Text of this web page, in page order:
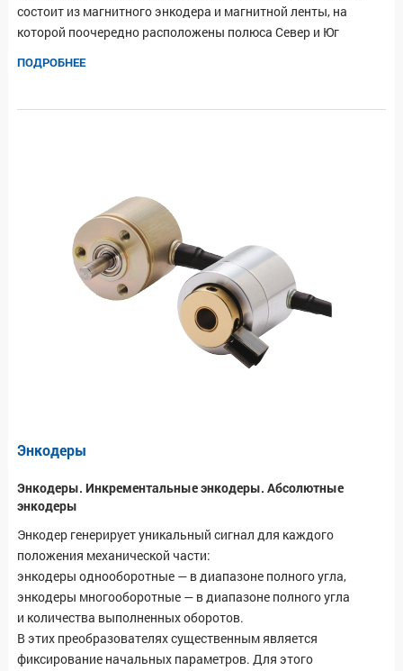
состоит из магнитного энкодера и магнитной ленты, на
которой поочередно расположены полюса Север и Юг
ПОДРОБНЕЕ
Энкодеры
Энкодеры. Инкрементальные энкодеры. Абсолютные
энкодеры
Энкодер генерирует уникальный сигнал для каждого
положения механической части:
энкодеры однооборотные — в диапазоне полного угла,
энкодеры многооборотные — в диапазоне полного угла
и количества выполненных оборотов.
В этих преобразователях существенным является
фиксирование начальных параметров. Для этого